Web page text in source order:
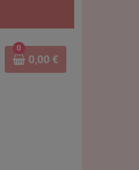
0
0,00 €